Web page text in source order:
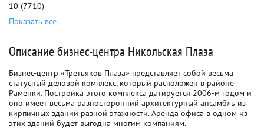
10 (7710)
Показать все
Описание бизнес-центра Никольская Плаза
Бизнес-центр «Третьяков Плаза» представляет собой весьма
статусный деловой комплекс, который расположен в районе
Раменки. Постройка этого комплекса датируется 2006-м годом и
оно имеет весьма разносторонний архитектурный ансамбль из
кирпичных зданий разной этажности. Аренда офиса в одном из
этих зданий будет выгодна многим компаниям.